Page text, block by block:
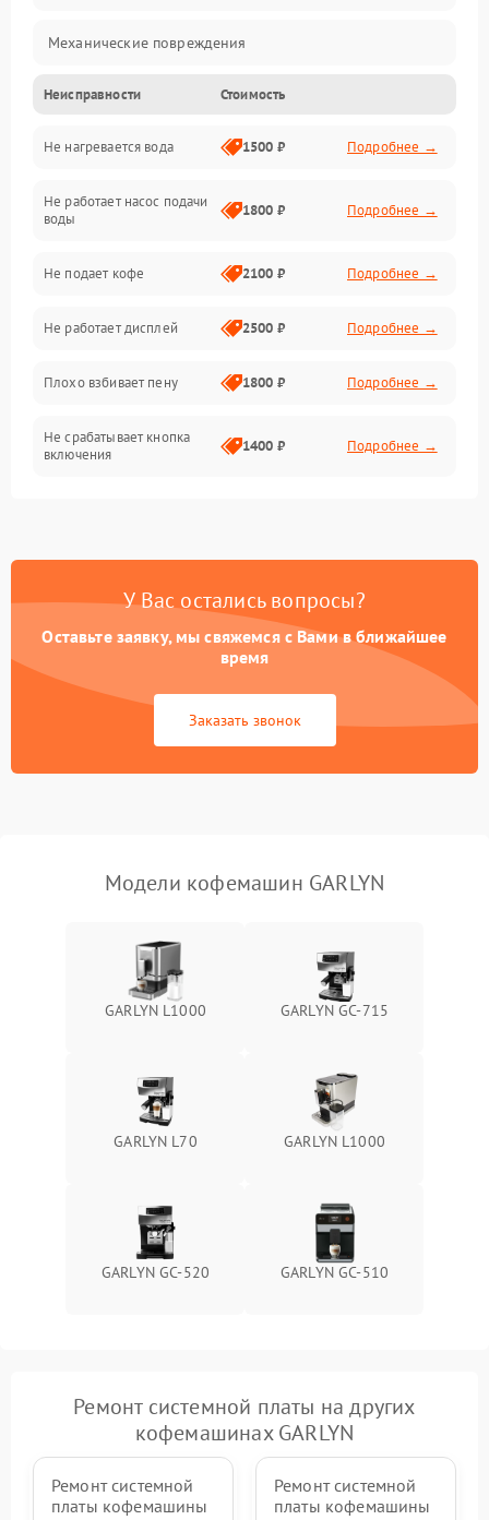
Механические повреждения
Прочие неисправности
Включение и работа
Проблемы с водой
Проблемы с капучинатором и паром
Управление и электроника
Программное обеспечение
Неисправности Стоимость
Не нагревается вода 1500 ₽ Подробнее →
Не работает насос подачи
воды
1800 ₽ Подробнее →
Не подает кофе 2100 ₽ Подробнее →
Не работает дисплей 2500 ₽ Подробнее →
Плохо взбивает пену 1800 ₽ Подробнее →
Не срабатывает кнопка
включения
1400 ₽ Подробнее →
Постоянные сбои в работе 1500 ₽ Подробнее →
У Вас остались вопросы?
Оставьте заявку, мы свяжемся с Вами в ближайшее
время
Заказать звонок
Модели кофемашин GARLYN
GARLYN L1000 GARLYN GC-715
GARLYN L70 GARLYN L1000
GARLYN GC-520 GARLYN GC-510
Ремонт системной платы на других
кофемашинах GARLYN
Ремонт системной
платы кофемашины
Ремонт системной
платы кофемашины